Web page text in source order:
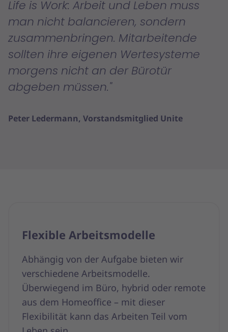
Life is Work: Arbeit und Leben muss
man nicht balancieren, sondern
zusammenbringen. Mitarbeitende
sollten ihre eigenen Wertesysteme
morgens nicht an der Bürotür
abgeben müssen.
Peter Ledermann, Vorstandsmitglied Unite
Flexible Arbeitsmodelle
Abhängig von der Aufgabe bieten wir
verschiedene Arbeitsmodelle.
Überwiegend im Büro, hybrid oder remote
aus dem Homeoffice – mit dieser
Flexibilität kann das Arbeiten Teil vom